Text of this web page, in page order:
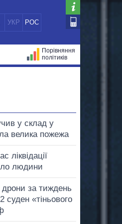
УКР РОС
Порівняння
політиків
у склад у
велика пожежа
ліквідації
людини
дрони за тиждень
суден «тіньового